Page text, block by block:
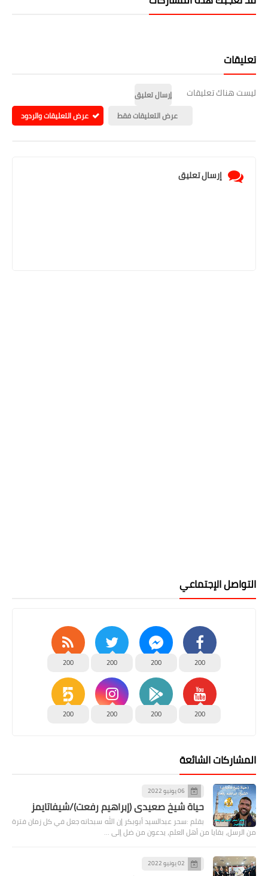
تعليقات
ليست هناك تعليقات
إرسال تعليق
عرض التعليقات فقط
عرض التعليقات والردود
إرسال تعليق
التواصل الإجتماعي
200
200
200
200
200
200
200
200
المشاركات الشائعة
06 يونيو 2022
حياة شيخ صعيدى (إبراهيم رفعت)/شيفاتايمز
بقلم :سحر عبدالسيد أبوبكر إن الله سبحانه جعل في كل زمان فترة
من الرسل، بقايا من أهل العلم، يدعون من ضل إلى …
02 يونيو 2022